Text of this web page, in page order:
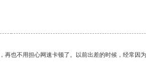
也不用担心网速卡顿了。以前出差的时候，经常因